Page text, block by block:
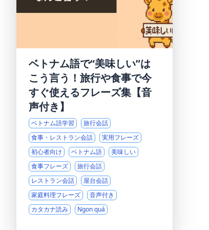
ベトナム語で“美味しい”は
こう言う！旅行や食事で今
すぐ使えるフレーズ集【音
声付き】
ベトナム語学習
旅行会話
食事・レストラン会話
実用フレーズ
初心者向け
ベトナム語
美味しい
食事フレーズ
旅行会話
レストラン会話
屋台会話
家庭料理フレーズ
音声付き
カタカナ読み
Ngon quá